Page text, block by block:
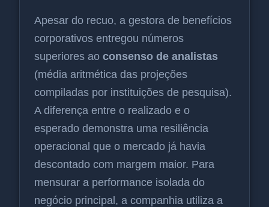
Apesar do recuo, a gestora de benefícios
corporativos entregou números
superiores ao consenso de analistas
(média aritmética das projeções
compiladas por instituições de pesquisa).
A diferença entre o realizado e o
esperado demonstra uma resiliência
operacional que o mercado já havia
descontado com margem maior. Para
mensurar a performance isolada do
negócio principal, a companhia utiliza a